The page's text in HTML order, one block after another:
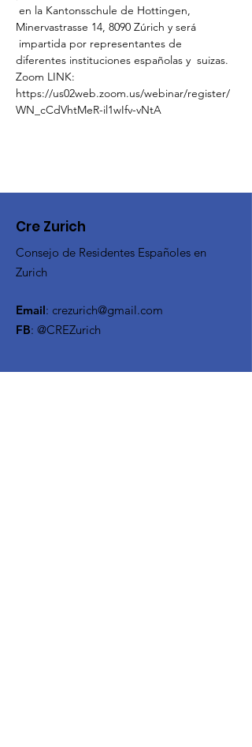
en la Kantonsschule de Hottingen,
Minervastrasse 14, 8090 Zúrich y será
impartida por representantes de
diferentes instituciones españolas y  suizas.
Zoom LINK:
https://us02web.zoom.us/webinar/register/
WN_cCdVhtMeR-il1wIfv-vNtA
Cre Zurich
Consejo de Residentes Españoles en
Zurich
Email: crezurich@gmail.com
FB: @CREZurich